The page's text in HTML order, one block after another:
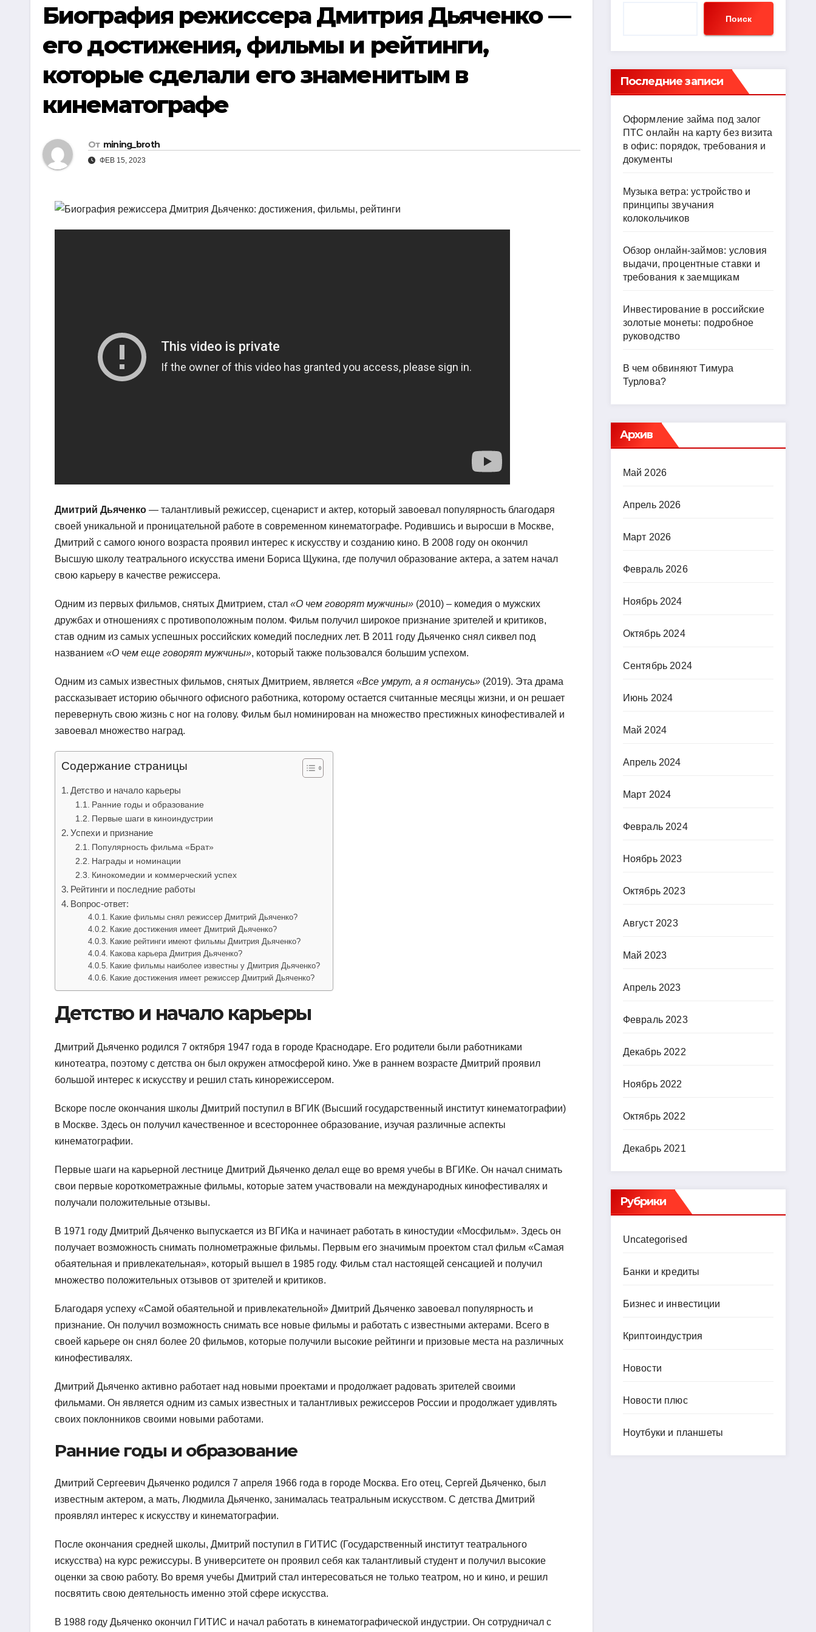
Биография режиссера Дмитрия Дьяченко —
его достижения, фильмы и рейтинги,
которые сделали его знаменитым в
кинематографе
От mining_broth
ФЕВ 15, 2023
Дмитрий Дьяченко — талантливый режиссер, сценарист и актер, который завоевал популярность благодаря
своей уникальной и проницательной работе в современном кинематографе. Родившись и выросши в Москве,
Дмитрий с самого юного возраста проявил интерес к искусству и созданию кино. В 2008 году он окончил
Высшую школу театрального искусства имени Бориса Щукина, где получил образование актера, а затем начал
свою карьеру в качестве режиссера.
Одним из первых фильмов, снятых Дмитрием, стал «О чем говорят мужчины» (2010) – комедия о мужских
дружбах и отношениях с противоположным полом. Фильм получил широкое признание зрителей и критиков,
став одним из самых успешных российских комедий последних лет. В 2011 году Дьяченко снял сиквел под
названием «О чем еще говорят мужчины», который также пользовался большим успехом.
Одним из самых известных фильмов, снятых Дмитрием, является «Все умрут, а я останусь» (2019). Эта драма
рассказывает историю обычного офисного работника, которому остается считанные месяцы жизни, и он решает
перевернуть свою жизнь с ног на голову. Фильм был номинирован на множество престижных кинофестивалей и
завоевал множество наград.
Содержание страницы
Детство и начало карьеры
Ранние годы и образование
Первые шаги в киноиндустрии
Успехи и признание
Популярность фильма «Брат»
Награды и номинации
Кинокомедии и коммерческий успех
Рейтинги и последние работы
Вопрос-ответ:
Какие фильмы снял режиссер Дмитрий Дьяченко?
Какие достижения имеет Дмитрий Дьяченко?
Какие рейтинги имеют фильмы Дмитрия Дьяченко?
Какова карьера Дмитрия Дьяченко?
Какие фильмы наиболее известны у Дмитрия Дьяченко?
Какие достижения имеет режиссер Дмитрий Дьяченко?
Детство и начало карьеры
Дмитрий Дьяченко родился 7 октября 1947 года в городе Краснодаре. Его родители были работниками
кинотеатра, поэтому с детства он был окружен атмосферой кино. Уже в раннем возрасте Дмитрий проявил
большой интерес к искусству и решил стать кинорежиссером.
Вскоре после окончания школы Дмитрий поступил в ВГИК (Высший государственный институт кинематографии)
в Москве. Здесь он получил качественное и всестороннее образование, изучая различные аспекты
кинематографии.
Первые шаги на карьерной лестнице Дмитрий Дьяченко делал еще во время учебы в ВГИКе. Он начал снимать
свои первые короткометражные фильмы, которые затем участвовали на международных кинофестивалях и
получали положительные отзывы.
В 1971 году Дмитрий Дьяченко выпускается из ВГИКа и начинает работать в киностудии «Мосфильм». Здесь он
получает возможность снимать полнометражные фильмы. Первым его значимым проектом стал фильм «Самая
обаятельная и привлекательная», который вышел в 1985 году. Фильм стал настоящей сенсацией и получил
множество положительных отзывов от зрителей и критиков.
Благодаря успеху «Самой обаятельной и привлекательной» Дмитрий Дьяченко завоевал популярность и
признание. Он получил возможность снимать все новые фильмы и работать с известными актерами. Всего в
своей карьере он снял более 20 фильмов, которые получили высокие рейтинги и призовые места на различных
кинофестивалях.
Дмитрий Дьяченко активно работает над новыми проектами и продолжает радовать зрителей своими
фильмами. Он является одним из самых известных и талантливых режиссеров России и продолжает удивлять
своих поклонников своими новыми работами.
Ранние годы и образование
Дмитрий Сергеевич Дьяченко родился 7 апреля 1966 года в городе Москва. Его отец, Сергей Дьяченко, был
известным актером, а мать, Людмила Дьяченко, занималась театральным искусством. С детства Дмитрий
проявлял интерес к искусству и кинематографии.
После окончания средней школы, Дмитрий поступил в ГИТИС (Государственный институт театрального
искусства) на курс режиссуры. В университете он проявил себя как талантливый студент и получил высокие
оценки за свою работу. Во время учебы Дмитрий стал интересоваться не только театром, но и кино, и решил
посвятить свою деятельность именно этой сфере искусства.
В 1988 году Дьяченко окончил ГИТИС и начал работать в кинематографической индустрии. Он сотрудничал с
Поиск
Последние записи
Оформление займа под залог
ПТС онлайн на карту без визита
в офис: порядок, требования и
документы
Музыка ветра: устройство и
принципы звучания
колокольчиков
Обзор онлайн-займов: условия
выдачи, процентные ставки и
требования к заемщикам
Инвестирование в российские
золотые монеты: подробное
руководство
В чем обвиняют Тимура
Турлова?
Архив
Май 2026
Апрель 2026
Март 2026
Февраль 2026
Ноябрь 2024
Октябрь 2024
Сентябрь 2024
Июнь 2024
Май 2024
Апрель 2024
Март 2024
Февраль 2024
Ноябрь 2023
Октябрь 2023
Август 2023
Май 2023
Апрель 2023
Февраль 2023
Декабрь 2022
Ноябрь 2022
Октябрь 2022
Декабрь 2021
Рубрики
Uncategorised
Банки и кредиты
Бизнес и инвестиции
Криптоиндустрия
Новости
Новости плюс
Ноутбуки и планшеты